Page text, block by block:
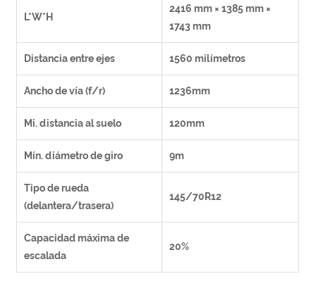
L*W*H
2416 mm × 1385 mm ×
1743 mm
Distancia entre ejes 1560 milímetros
Ancho de vía (f/r) 1236mm
Mi. distancia al suelo 120mm
Mín. diámetro de giro 9m
Tipo de rueda
(delantera/trasera)
145/70R12
Capacidad máxima de
escalada
20%